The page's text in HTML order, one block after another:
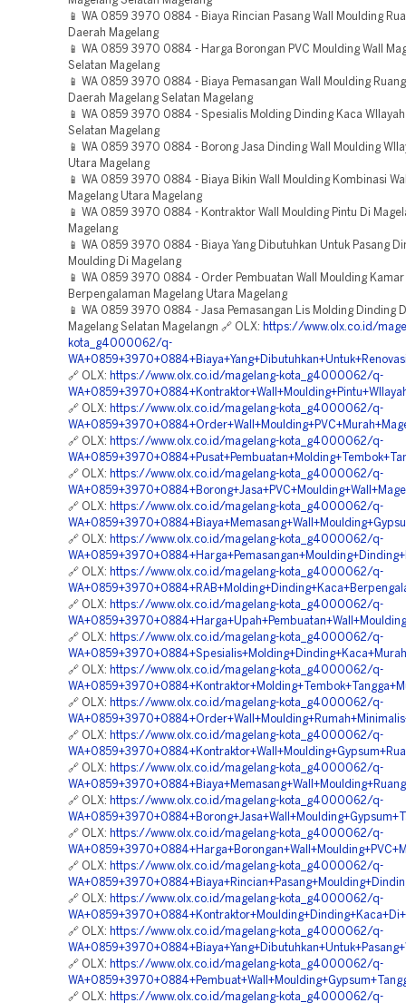
📱 WA 0859 3970 0884 - Biaya Rincian Pasang Wall Moulding
Daerah Magelang
📱 WA 0859 3970 0884 - Harga Borongan PVC Moulding Wall
Selatan Magelang
📱 WA 0859 3970 0884 - Biaya Pemasangan Wall Moulding
Daerah Magelang Selatan Magelang
📱 WA 0859 3970 0884 - Spesialis Molding Dinding Kaca
Selatan Magelang
📱 WA 0859 3970 0884 - Borong Jasa Dinding Wall Moulding
Utara Magelang
📱 WA 0859 3970 0884 - Biaya Bikin Wall Moulding Kombinasi
Magelang Utara Magelang
📱 WA 0859 3970 0884 - Kontraktor Wall Moulding Pintu Di
Magelang
📱 WA 0859 3970 0884 - Biaya Yang Dibutuhkan Untuk Pasang
Moulding Di Magelang
📱 WA 0859 3970 0884 - Order Pembuatan Wall Moulding Kamar
Berpengalaman Magelang Utara Magelang
📱 WA 0859 3970 0884 - Jasa Pemasangan Lis Molding Dinding
Magelang Selatan Magelangn 🔗 OLX: https://www.olx.co.id/
kota_g4000062/q-
🔗 OLX: https://www.olx.co.id/magelang-kota_g4000062/q-
🔗 OLX: https://www.olx.co.id/magelang-kota_g4000062/q-
🔗 OLX: https://www.olx.co.id/magelang-kota_g4000062/q-
🔗 OLX: https://www.olx.co.id/magelang-kota_g4000062/q-
🔗 OLX: https://www.olx.co.id/magelang-kota_g4000062/q-
🔗 OLX: https://www.olx.co.id/magelang-kota_g4000062/q-
🔗 OLX: https://www.olx.co.id/magelang-kota_g4000062/q-
🔗 OLX: https://www.olx.co.id/magelang-kota_g4000062/q-
🔗 OLX: https://www.olx.co.id/magelang-kota_g4000062/q-
🔗 OLX: https://www.olx.co.id/magelang-kota_g4000062/q-
🔗 OLX: https://www.olx.co.id/magelang-kota_g4000062/q-
🔗 OLX: https://www.olx.co.id/magelang-kota_g4000062/q-
🔗 OLX: https://www.olx.co.id/magelang-kota_g4000062/q-
🔗 OLX: https://www.olx.co.id/magelang-kota_g4000062/q-
🔗 OLX: https://www.olx.co.id/magelang-kota_g4000062/q-
🔗 OLX: https://www.olx.co.id/magelang-kota_g4000062/q-
🔗 OLX: https://www.olx.co.id/magelang-kota_g4000062/q-
🔗 OLX: https://www.olx.co.id/magelang-kota_g4000062/q-
🔗 OLX: https://www.olx.co.id/magelang-kota_g4000062/q-
🔗 OLX: https://www.olx.co.id/magelang-kota_g4000062/q-